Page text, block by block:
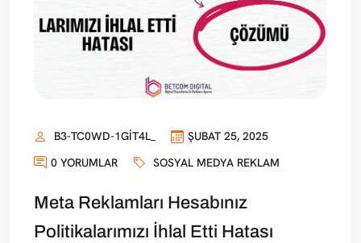
B3-TC0WD-1GIT4L_
ŞUBAT 25, 2025
0 YORUMLAR
SOSYAL MEDYA REKLAM
Meta Reklamları Hesabınız
Politikalarımızı İhlal Etti Hatası